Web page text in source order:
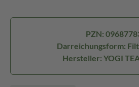
PZN:
Darreichungsform:
Hersteller: YOGI